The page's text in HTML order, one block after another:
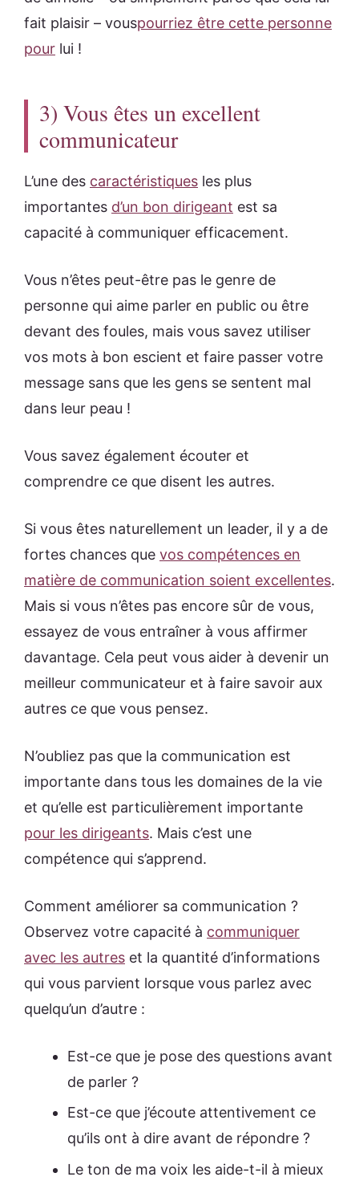
fait plaisir – vouspourriez être cette personne
pour lui !
3) Vous êtes un excellent
communicateur
L’une des caractéristiques les plus
importantes d’un bon dirigeant est sa
capacité à communiquer efficacement.
Vous n’êtes peut-être pas le genre de
personne qui aime parler en public ou être
devant des foules, mais vous savez utiliser
vos mots à bon escient et faire passer votre
message sans que les gens se sentent mal
dans leur peau !
Vous savez également écouter et
comprendre ce que disent les autres.
Si vous êtes naturellement un leader, il y a de
fortes chances que vos compétences en
matière de communication soient excellentes.
Mais si vous n’êtes pas encore sûr de vous,
essayez de vous entraîner à vous affirmer
davantage. Cela peut vous aider à devenir un
meilleur communicateur et à faire savoir aux
autres ce que vous pensez.
N’oubliez pas que la communication est
importante dans tous les domaines de la vie
et qu’elle est particulièrement importante
pour les dirigeants. Mais c’est une
compétence qui s’apprend.
Comment améliorer sa communication ?
Observez votre capacité à communiquer
avec les autres et la quantité d’informations
qui vous parvient lorsque vous parlez avec
quelqu’un d’autre :
Est-ce que je pose des questions avant
de parler ?
Est-ce que j’écoute attentivement ce
qu’ils ont à dire avant de répondre ?
Le ton de ma voix les aide-t-il à mieux